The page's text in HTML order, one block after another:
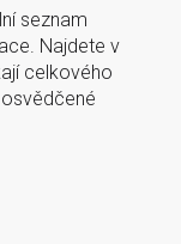
seznam
Najdete v
celkového